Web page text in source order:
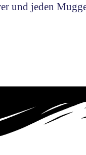
und jeden